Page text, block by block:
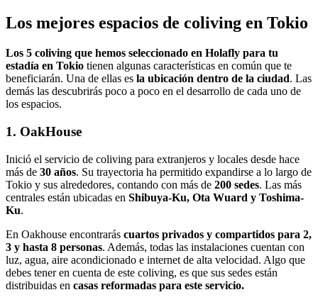
Los mejores espacios de coliving en Tokio
Los 5 coliving que hemos seleccionado en Holafly para tu
estadía en Tokio tienen algunas características en común que te
beneficiarán. Una de ellas es la ubicación dentro de la ciudad. Las
demás las descubrirás poco a poco en el desarrollo de cada uno de
los espacios.
1. OakHouse
Inició el servicio de coliving para extranjeros y locales desde hace
más de 30 años. Su trayectoria ha permitido expandirse a lo largo de
Tokio y sus alrededores, contando con más de 200 sedes. Las más
centrales están ubicadas en Shibuya-Ku, Ota Wuard y Toshima-
Ku.
En Oakhouse encontrarás cuartos privados y compartidos para 2,
3 y hasta 8 personas. Además, todas las instalaciones cuentan con
luz, agua, aire acondicionado e internet de alta velocidad. Algo que
debes tener en cuenta de este coliving, es que sus sedes están
distribuidas en casas reformadas para este servicio.